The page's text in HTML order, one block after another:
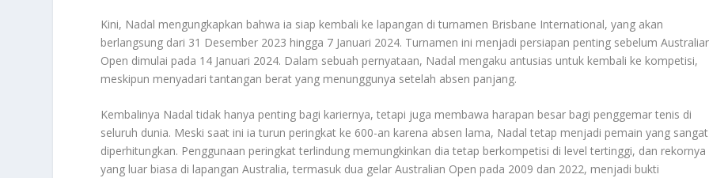
Kini, Nadal mengungkapkan bahwa ia siap kembali ke lapangan di turnamen Brisbane International, yang akan
berlangsung dari 31 Desember 2023 hingga 7 Januari 2024. Turnamen ini menjadi persiapan penting sebelum
Open dimulai pada 14 Januari 2024. Dalam sebuah pernyataan, Nadal mengaku antusias untuk kembali ke kompetisi,
meskipun menyadari tantangan berat yang menunggunya setelah absen panjang.
Kembalinya Nadal tidak hanya penting bagi kariernya, tetapi juga membawa harapan besar bagi penggemar tenis di
seluruh dunia. Meski saat ini ia turun peringkat ke 600-an karena absen lama, Nadal tetap menjadi pemain yang sangat
diperhitungkan. Penggunaan peringkat terlindung memungkinkan dia tetap berkompetisi di level tertinggi, dan rekornya
yang luar biasa di lapangan Australia, termasuk dua gelar Australian Open pada 2009 dan 2022, menjadi bukti